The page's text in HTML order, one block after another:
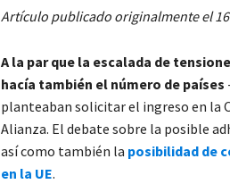
Artículo publicado originalmente el
A la par que la escalada de
hacía también el número de países
planteaban solicitar el ingreso en la
Alianza. El debate sobre la posible
así como también la posibilidad de
en la UE.